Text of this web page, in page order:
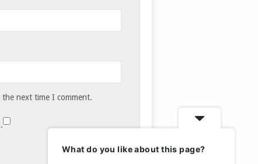
the next time I comment.
What do you like about this page?